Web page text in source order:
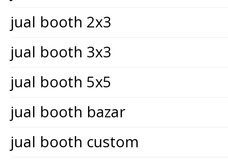
jual booth 2x3
jual booth 3x3
jual booth 5x5
jual booth bazar
jual booth custom